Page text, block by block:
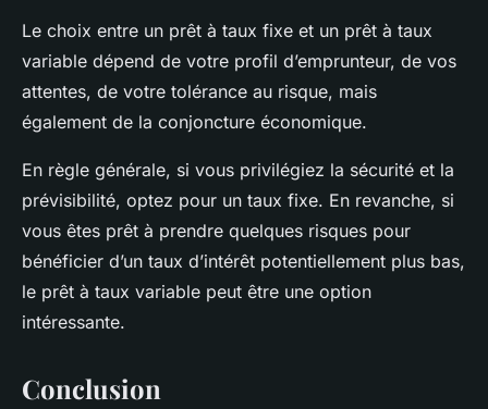
Le choix entre un prêt à taux fixe et un prêt à taux
variable dépend de votre profil d’emprunteur, de vos
attentes, de votre tolérance au risque, mais
également de la conjoncture économique.
En règle générale, si vous privilégiez la sécurité et la
prévisibilité, optez pour un taux fixe. En revanche, si
vous êtes prêt à prendre quelques risques pour
bénéficier d’un taux d’intérêt potentiellement plus bas,
le prêt à taux variable peut être une option
intéressante.
Conclusion